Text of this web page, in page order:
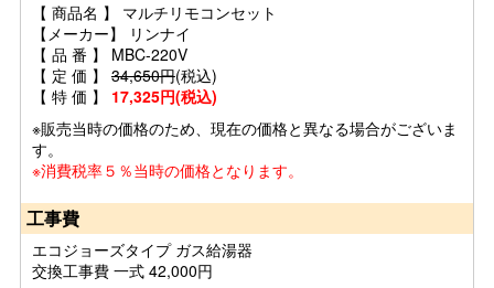
【 商品名 】 マルチリモコンセット
【メーカー】 リンナイ
【 品 番 】 MBC-220V
【 定 価 】 34,650円(税込)
【 特 価 】 17,325円(税込)
※販売当時の価格のため、現在の価格と異なる場合がございま
す。
※消費税率５％当時の価格となります。
工事費
エコジョーズタイプ ガス給湯器
交換工事費 一式 42,000円